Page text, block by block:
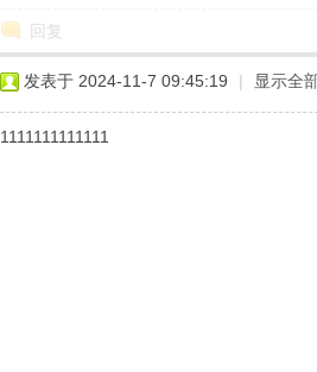
回复
发表于 2024-11-7 09:45:19 | 显示全
1111111111111